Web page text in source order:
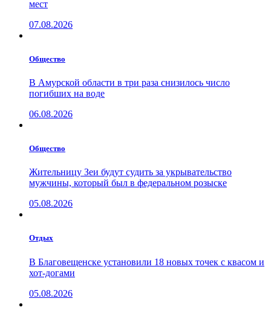
мест
07.08.2026
Общество
В Амурской области в три раза снизилось число
погибших на воде
06.08.2026
Общество
Жительницу Зеи будут судить за укрывательство
мужчины, который был в федеральном розыске
05.08.2026
Отдых
В Благовещенске установили 18 новых точек с квасом и
хот-догами
05.08.2026